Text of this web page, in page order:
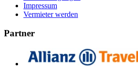
Impressum
Vermieter werden
Partner